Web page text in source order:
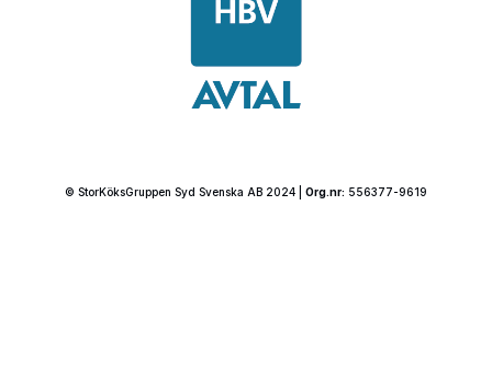
© StorKöksGruppen Syd Svenska AB 2024 | Org.nr: 556377-9619